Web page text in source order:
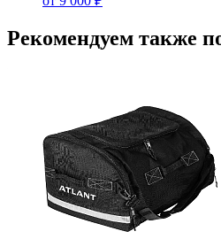
Рекомендуем также